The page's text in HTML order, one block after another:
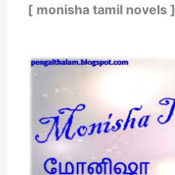
[ monisha tamil novels ]